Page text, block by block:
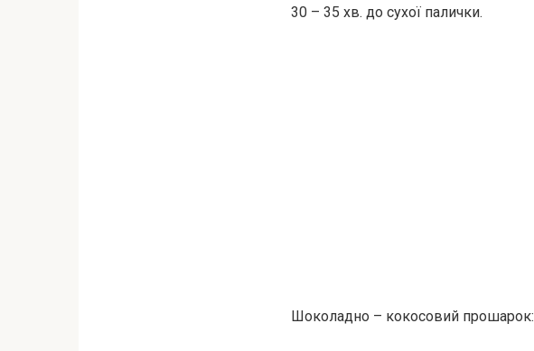
30 – 35 хв. до сухої палички.
Шоколадно – кокосовий прошарок: